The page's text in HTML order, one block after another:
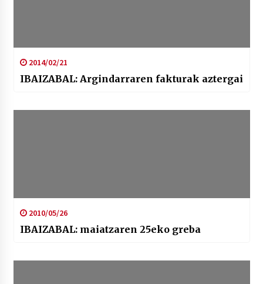
2014/02/21
IBAIZABAL: Argindarraren fakturak aztergai
2010/05/26
IBAIZABAL: maiatzaren 25eko greba